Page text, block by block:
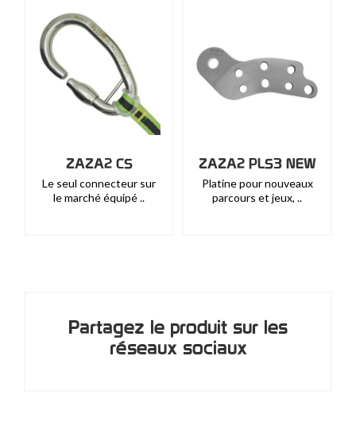
ZAZA2 CS
Le seul connecteur sur
le marché équipé ..
ZAZA2 PLS3 NEW
Platine pour nouveaux
parcours et jeux, ..
Partagez le produit sur les
réseaux sociaux